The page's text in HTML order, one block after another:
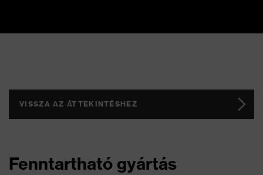
VISSZA AZ ÁTTEKINTÉSHEZ
Fenntartható gyártás